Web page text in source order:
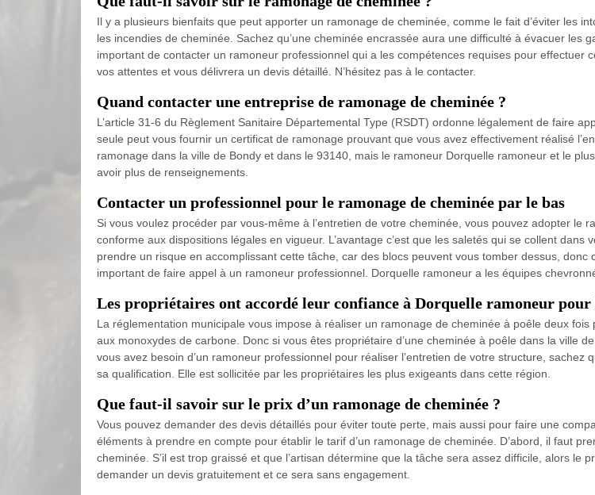
Il y a plusieurs bienfaits que peut apporter un ramonage de cheminée, comme le fait d’éviter les
les incendies de cheminée. Sachez qu’une cheminée encrassée aura une difficulté à évacuer les
important de contacter un ramoneur professionnel qui a les compétences requises pour
vos attentes et vous délivrera un devis détaillé. N’hésitez pas à le contacter.
Quand contacter une entreprise de ramonage de cheminée ?
L’article 31-6 du Règlement Sanitaire Départemental Type (RSDT) ordonne légalement de faire
seule peut vous fournir un certificat de ramonage prouvant que vous avez effectivement réalisé
ramonage dans la ville de Bondy et dans le 93140, mais le ramoneur Dorquelle ramoneur et le
avoir plus de renseignements.
Contacter un professionnel pour le ramonage de cheminée par le bas
Si vous voulez procéder par vous-même à l’entretien de votre cheminée, vous pouvez adopter le
conforme aux dispositions légales en vigueur. L’avantage c’est que les saletés qui se collent
prendre un risque en accomplissant cette tâche, car des blocs peuvent vous tomber dessus,
important de faire appel à un ramoneur professionnel. Dorquelle ramoneur a les équipes
Les propriétaires ont accordé leur confiance à Dorquelle ramoneur pour
La réglementation municipale vous impose à réaliser un ramonage de cheminée à poêle deux
aux monoxydes de carbone. Donc si vous êtes propriétaire d’une cheminée à poêle dans la ville
vous avez besoin d’un ramoneur professionnel pour réaliser l’entretien de votre structure,
sa qualification. Elle est sollicitée par les propriétaires les plus exigeants dans cette région.
Que faut-il savoir sur le prix d’un ramonage de cheminée ?
Vous pouvez demander des devis détaillés pour éviter toute perte, mais aussi pour faire une
éléments à prendre en compte pour établir le tarif d’un ramonage de cheminée. D’abord, il faut
cheminée. S’il est trop graissé et que l’artisan détermine que la tâche sera assez difficile, alors le
demander un devis gratuitement et ce sera sans engagement.